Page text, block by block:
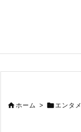
ホーム >  エンタメ